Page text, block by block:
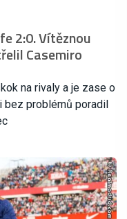
2:0. Vítěznou
Casemiro
na rivaly a je zase o
problémů poradil